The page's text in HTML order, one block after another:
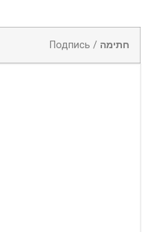
Подпись / חתימה